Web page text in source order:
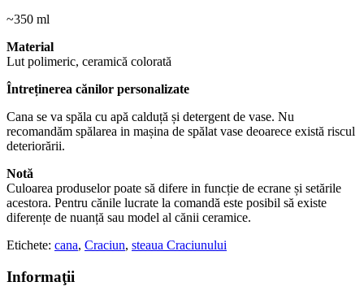
~350 ml
Material
Lut polimeric, ceramică colorată
Întreținerea cănilor personalizate
Cana se va spăla cu apă calduță și detergent de vase. Nu
recomandăm spălarea in mașina de spălat vase deoarece există riscul
deteriorării.
Notă
Culoarea produselor poate să difere in funcție de ecrane și setările
acestora. Pentru cănile lucrate la comandă este posibil să existe
diferențe de nuanță sau model al cănii ceramice.
Etichete: cana, Craciun, steaua Craciunului
Informaţii